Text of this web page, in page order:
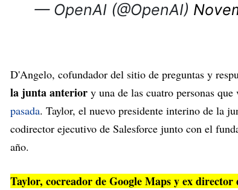
— OpenAI (@OpenAI)
D'Angelo, cofundador del sitio de preguntas y
la junta anterior y una de las cuatro personas que
pasada. Taylor, el nuevo presidente interino de la
codirector ejecutivo de Salesforce junto con el
año.
Taylor, cocreador de Google Maps y ex director